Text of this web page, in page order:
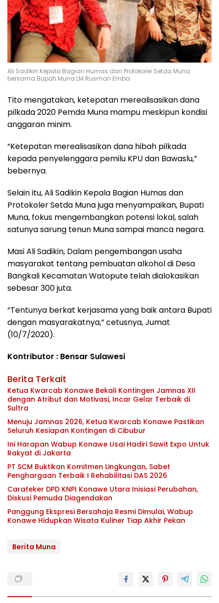
Ali Sadikin Kepala Bagian Humas dan Protokoler Setda Muna
bersama Bupati Muna LM Rusman Emba
Tito mengatakan, ketepatan merealisasikan dana
pilkada 2020 Pemda Muna mampu meskipun kondisi
anggaran minim.
“Ketepatan merealisasikan dana hibah pilkada
kepada penyelenggara pemilu KPU dan Bawaslu,”
bebernya.
Selain itu, Ali Sadikin Kepala Bagian Humas dan
Protokoler Setda Muna juga menyampaikan, Bupati
Muna, fokus mengembangkan potensi lokal, salah
satunya sarung tenun Muna sampai manca negara.
Masi Ali Sadikin, Dalam pengembangan usaha
masyarakat tentang pembuatan alkohol di Desa
Bangkali Kecamatan Watopute telah dialokasikan
sebesar 300 juta.
“Tentunya berkat kerjasama yang baik antara Bupati
dengan masyarakatnya,” cetusnya, Jumat
(10/7/2020).
Kontributor : Bensar Sulawesi
Berita Terkait
Ketua Kwarcab Konawe Bekali Kontingen Jamnas XII
dengan Atribut dan Motivasi, Incar Gelar Terbaik di
Sultra
Menuju Jamnas 2026, Ketua Kwarcab Konawe Pastikan
Seluruh Kesiapan Kontingen di Cibubur
Ini Harapan Wabup Konawe Usai Hadiri Sawit Expo Untuk
Rakyat di Jakarta
PT SCM Buktikan Komitmen Lingkungan, Sabet
Penghargaan Terbaik I Rehabilitasi DAS 2026
Carateker DPD KNPI Konawe Utara Inisiasi Perubahan,
Diskusi Pemuda Diagendakan
Panggung Ekspresi Bersahaja Resmi Dimulai, Wabup
Konawe Hidupkan Wisata Kuliner Tiap Akhir Pekan
Berita Muna